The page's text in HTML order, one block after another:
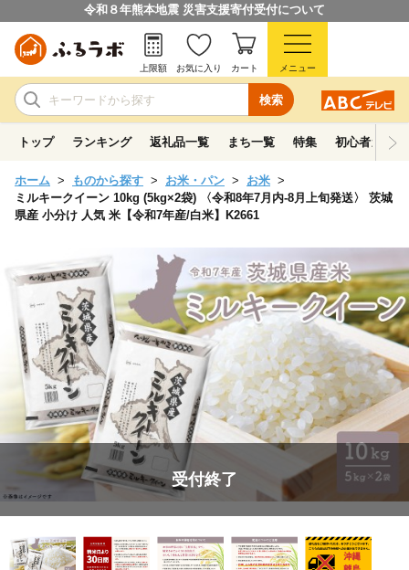
令和８年熊本地震 災害支援寄付受付について
検索
上限額 お気に入り カート メニュー
トップ ランキング 返礼品一覧 まち一覧 特集 初心者ガイド
ホーム ものから探す お米・パン
お米
ミルキークイーン 10kg (5kg×2袋) 〈令和8年7月内-8月上旬発送〉 茨城
県産 小分け 人気 米【令和7年産/白米】K2661
受付終了